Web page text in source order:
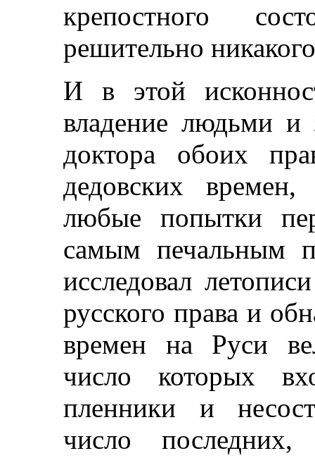
крепостного
решительно
И в этой
владение людьми и
доктора обоих
дедовских
любые попытки
самым печальным
исследовал
русского права и
времен на Руси
число которых
пленники и
число